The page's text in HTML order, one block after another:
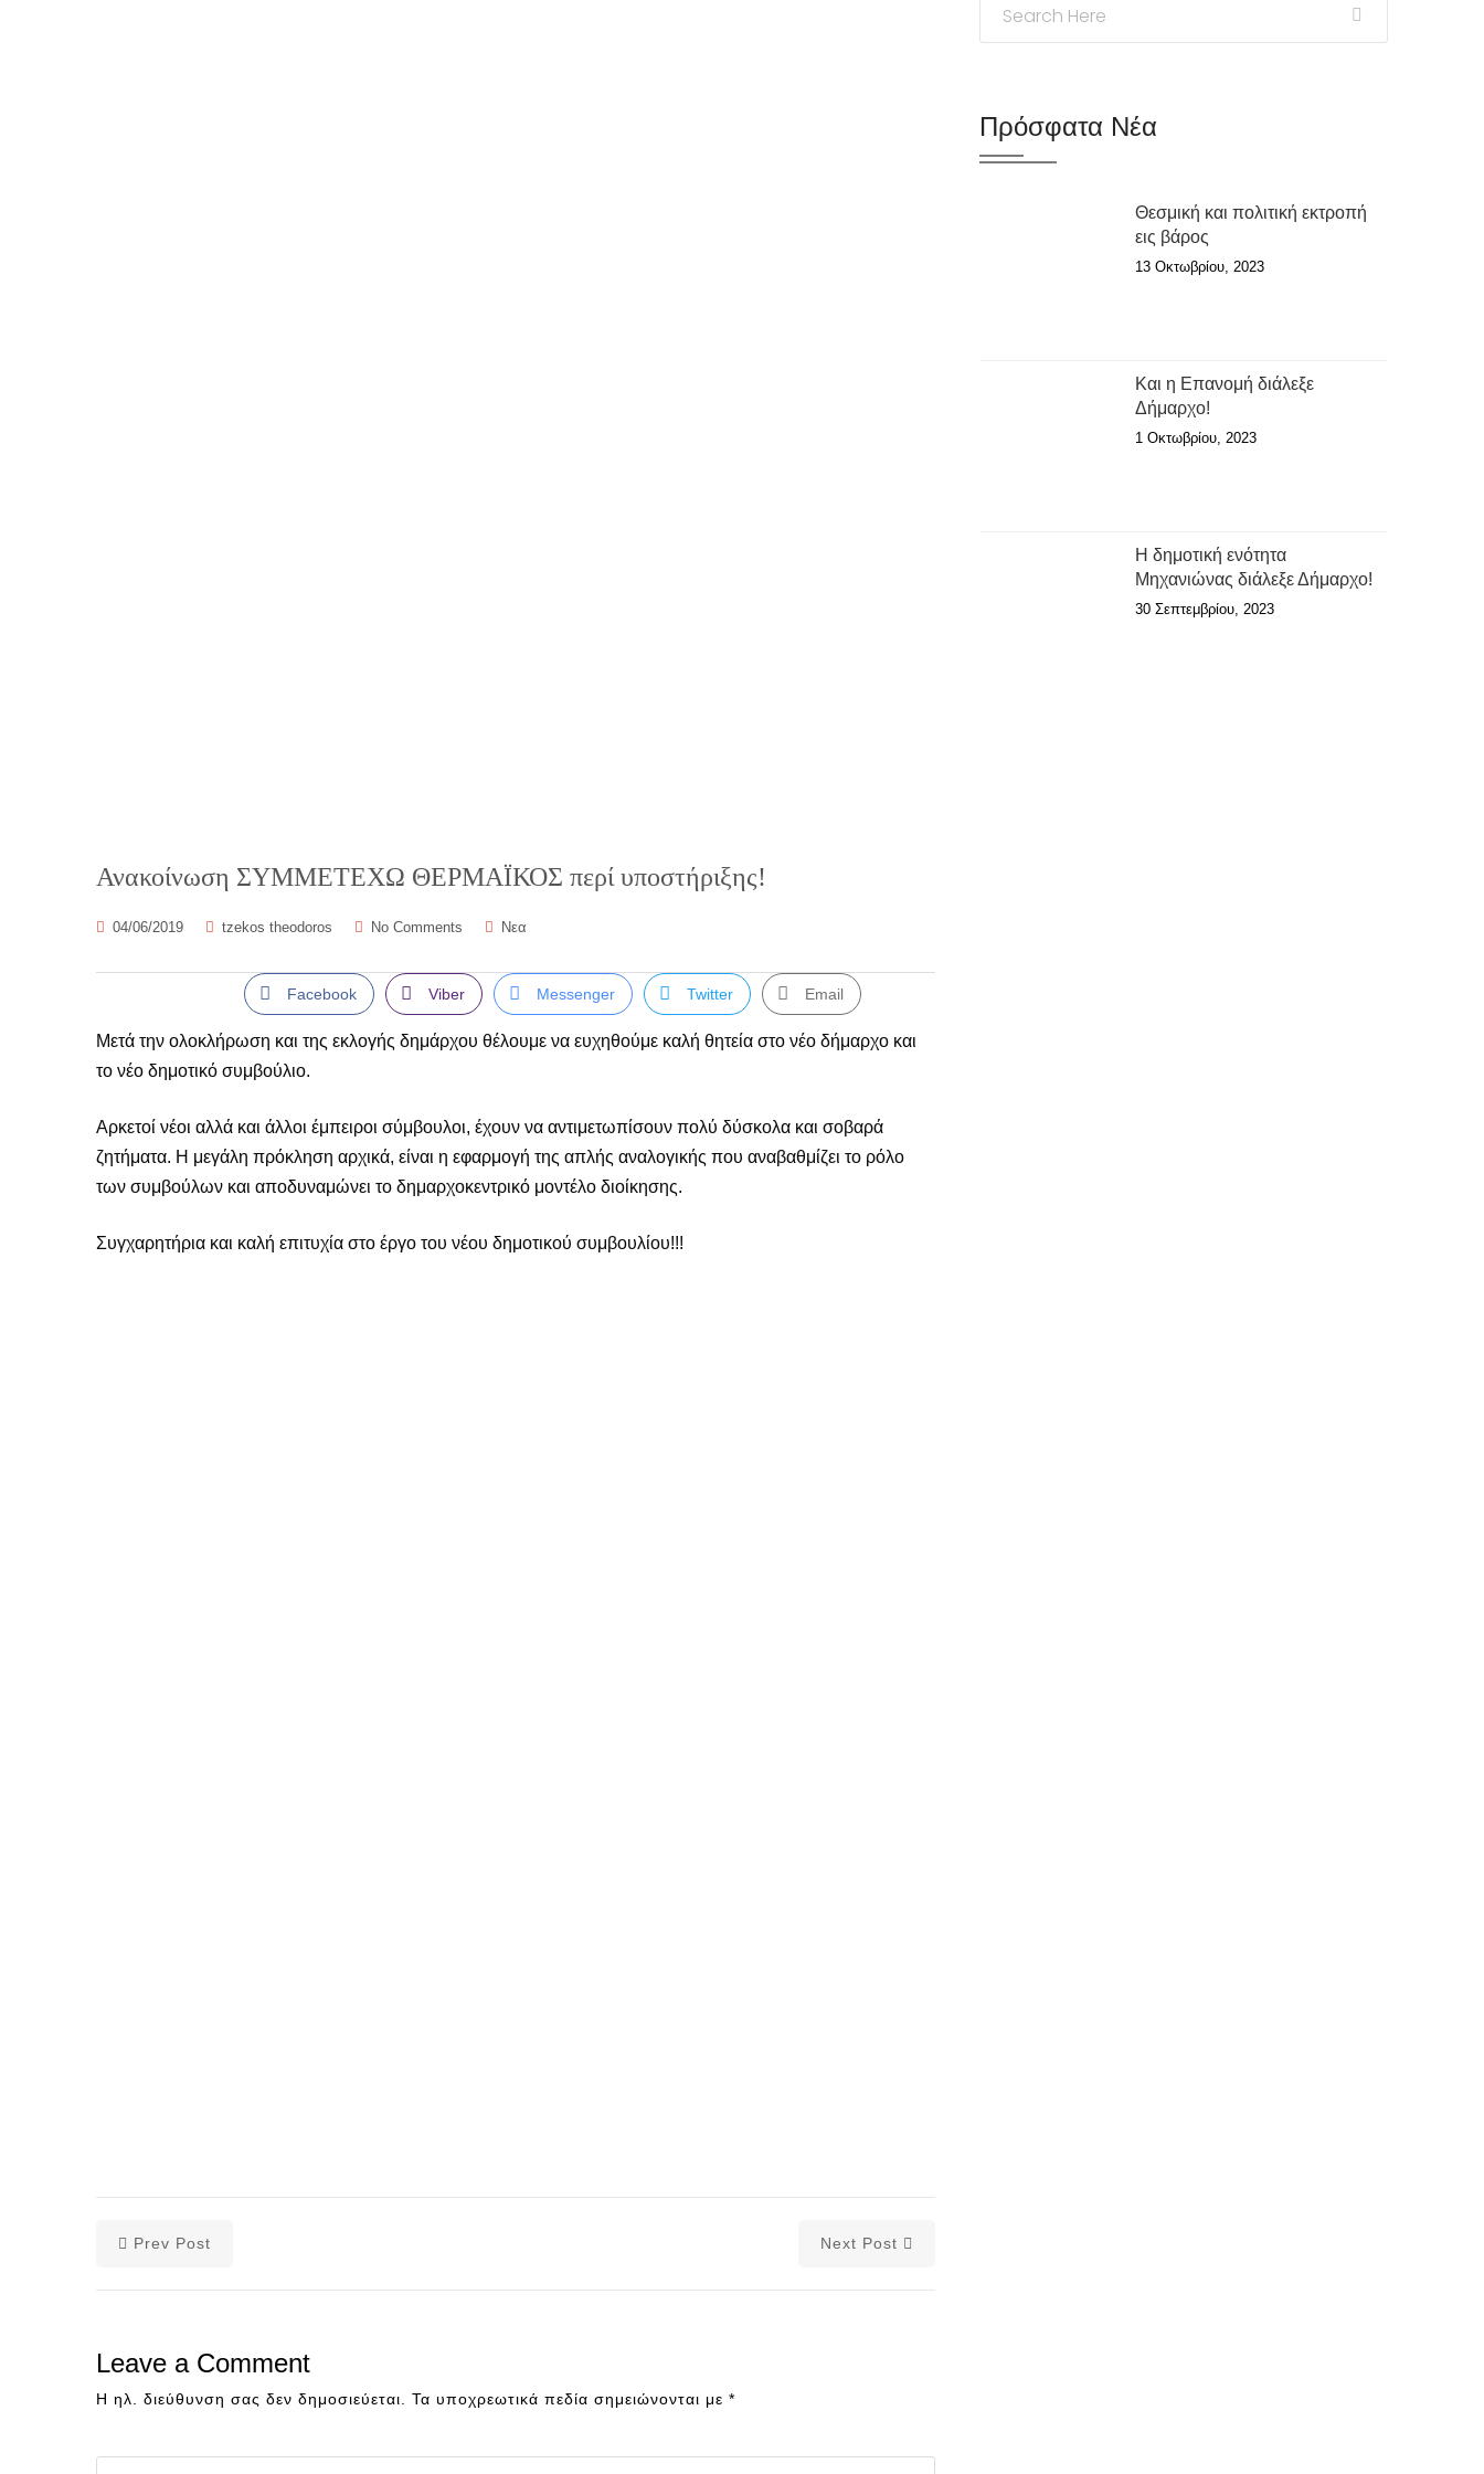
Ανακοίνωση ΣΥΜΜΕΤΕΧΩ ΘΕΡΜΑΪΚΟΣ περί υποστήριξης!
04/06/2019 tzekos theodoros No Comments Νεα
Facebook Viber Messenger Twitter Email
Μετά την ολοκλήρωση και της εκλογής δημάρχου θέλουμε να ευχηθούμε καλή θητεία στο νέο δήμαρχο και
το νέο δημοτικό συμβούλιο.
Αρκετοί νέοι αλλά και άλλοι έμπειροι σύμβουλοι, έχουν να αντιμετωπίσουν πολύ δύσκολα και σοβαρά
ζητήματα. Η μεγάλη πρόκληση αρχικά, είναι η εφαρμογή της απλής αναλογικής που αναβαθμίζει το ρόλο
των συμβούλων και αποδυναμώνει το δημαρχοκεντρικό μοντέλο διοίκησης.
Συγχαρητήρια και καλή επιτυχία στο έργο του νέου δημοτικού συμβουλίου!!!
Prev Post Next Post
Leave a Comment
Η ηλ. διεύθυνση σας δεν δημοσιεύεται. Τα υποχρεωτικά πεδία σημειώνονται με *
Πρόσφατα Νέα
Θεσμική και πολιτική εκτροπή
εις βάρος
13 Οκτωβρίου, 2023
Και η Επανομή διάλεξε
Δήμαρχο!
1 Οκτωβρίου, 2023
Η δημοτική ενότητα
Μηχανιώνας διάλεξε Δήμαρχο!
30 Σεπτεμβρίου, 2023